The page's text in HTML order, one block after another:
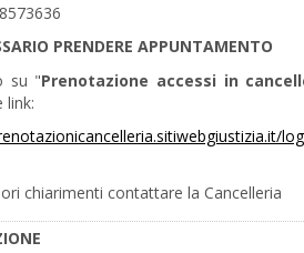
PRENDERE APPUNTAMENTO
su "Prenotazione accessi in
link:
chiarimenti contattare la Cancelleria